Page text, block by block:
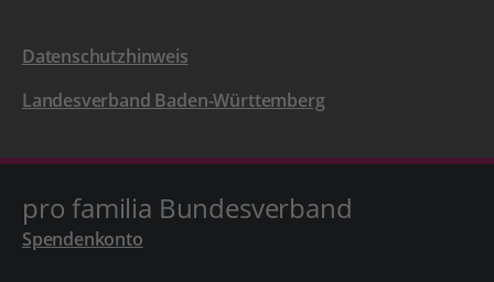
Datenschutzhinweis
Landesverband Baden-Württemberg
pro familia Bundesverband
Spendenkonto